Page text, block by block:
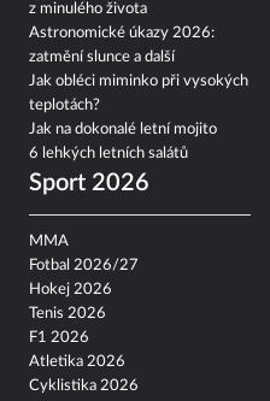
z minulého života
Astronomické úkazy 2026:
zatmění slunce a další
Jak obléci miminko při vysokých
teplotách?
Jak na dokonalé letní mojito
6 lehkých letních salátů
Sport 2026
MMA
Fotbal 2026/27
Hokej 2026
Tenis 2026
F1 2026
Atletika 2026
Cyklistika 2026